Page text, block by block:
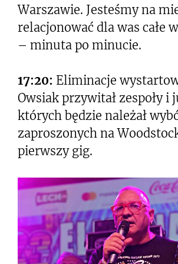
Warszawie. Jesteśmy na
relacjonować dla was całe
– minuta po minucie.
17:20: Eliminacje
Owsiak przywitał zespoły i
których będzie należał
zaproszonych na
pierwszy gig.